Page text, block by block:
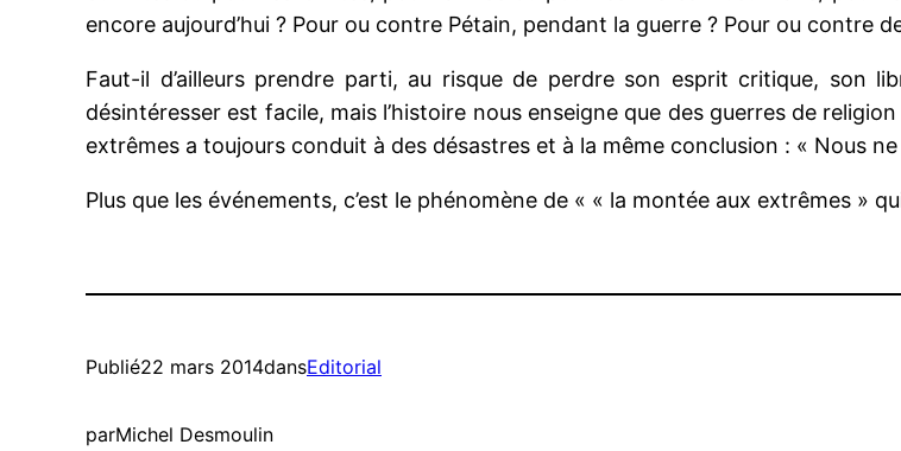
encore aujourd’hui ? Pour ou contre Pétain, pendant la guerre ? Pour ou contre
Faut-il d’ailleurs prendre parti, au risque de perdre son esprit critique, son
désintéresser est facile, mais l’histoire nous enseigne que des guerres de
extrêmes a toujours conduit à des désastres et à la même conclusion : « Nous
Plus que les événements, c’est le phénomène de « « la montée aux extrêmes »
Publié22 mars 2014dansEditorial
parMichel Desmoulin